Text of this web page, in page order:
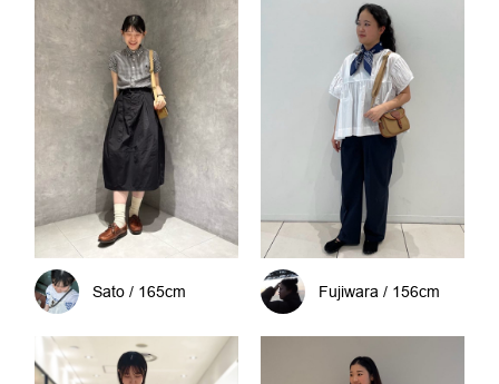
Sato / 165cm Fujiwara / 156cm